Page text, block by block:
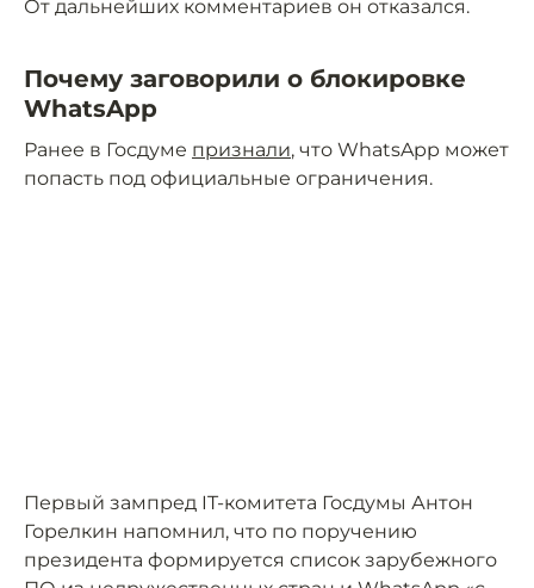
От дальнейших комментариев он отказался.
Почему заговорили о блокировке
WhatsApp
Ранее в Госдуме признали, что WhatsApp может
попасть под официальные ограничения.
Первый зампред IT-комитета Госдумы Антон
Горелкин напомнил, что по поручению
президента формируется список зарубежного